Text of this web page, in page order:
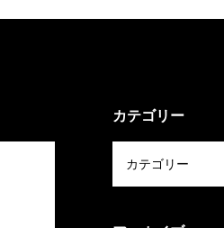
カテゴリー